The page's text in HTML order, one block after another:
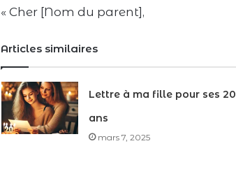
« Cher [Nom du parent],
Articles similaires
Lettre à ma fille pour ses 20
ans
mars 7, 2025